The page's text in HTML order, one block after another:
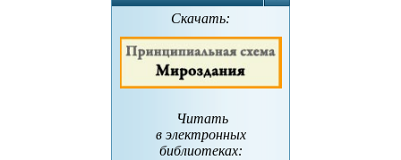
Скачать:
Читать
в электронных
библиотеках: